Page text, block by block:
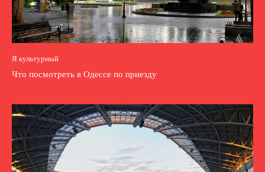
Я культурный
Что посмотреть в Одессе по приезду